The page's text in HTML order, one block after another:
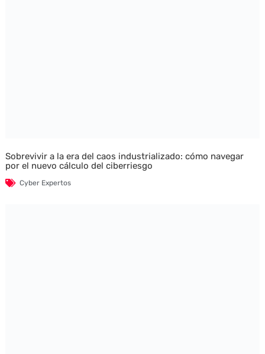
Sobrevivir a la era del caos industrializado: cómo navegar
por el nuevo cálculo del ciberriesgo
Cyber Expertos